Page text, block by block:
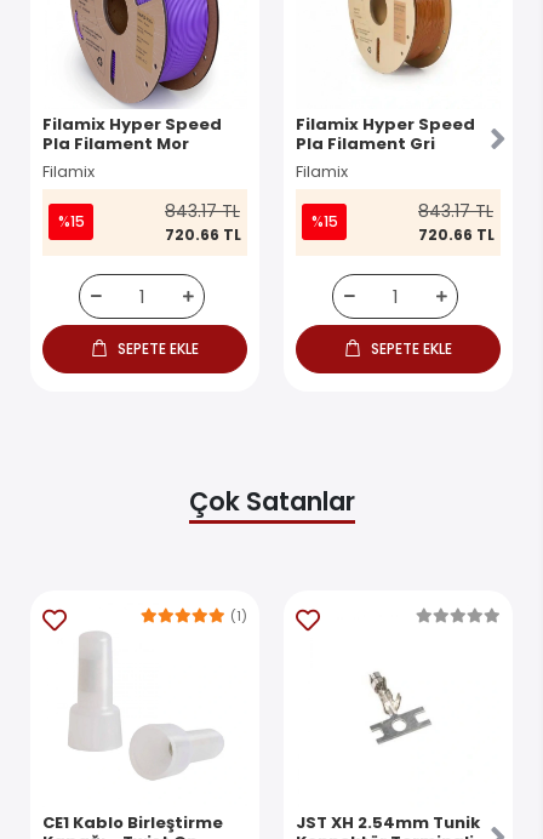
Filamix Hyper Speed
Pla Filament Mor
Filamix
%15 843.17 TL
720.66 TL
SEPETE EKLE
Filamix Hyper Speed
Pla Filament Gri
Filamix
%15 843.17 TL
720.66 TL
SEPETE EKLE
Çok Satanlar
CE1 Kablo Birleştirme
(1)
JST XH 2.54mm Tunik